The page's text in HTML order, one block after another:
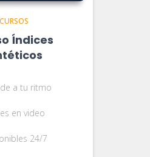
CURSOS
Índices
a tu ritmo
en video
24/7